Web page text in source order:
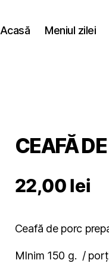
Acasă Meniul zilei
CEAFĂ
22,00lei
Ceafă de porc
MInim 150 g. /